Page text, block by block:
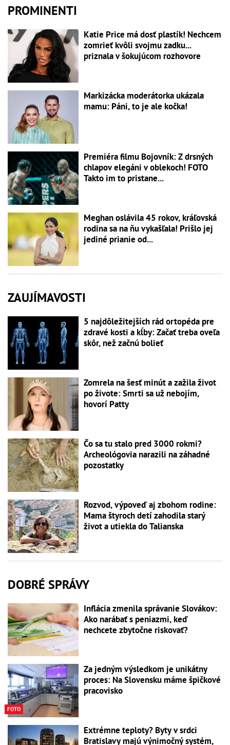
PROMINENTI
Katie Price má dosť plastík! Nechcem
zomrieť kvôli svojmu zadku...
priznala v šokujúcom rozhovore
Markizácka moderátorka ukázala
mamu: Páni, to je ale kočka!
Premiéra filmu Bojovník: Z drsných
chlapov elegáni v oblekoch! FOTO
Takto im to pristane...
Meghan oslávila 45 rokov, kráľovská
rodina sa na ňu vykašľala! Prišlo jej
jediné prianie od...
ZAUJÍMAVOSTI
5 najdôležitejších rád ortopéda pre
zdravé kosti a kĺby: Začať treba oveľa
skôr, než začnú bolieť
Zomrela na šesť minút a zažila život
po živote: Smrti sa už nebojím,
hovorí Patty
Čo sa tu stalo pred 3000 rokmi?
Archeológovia narazili na záhadné
pozostatky
Rozvod, výpoveď aj zbohom rodine:
Mama štyroch detí zahodila starý
život a utiekla do Talianska
DOBRÉ SPRÁVY
Inflácia zmenila správanie Slovákov:
Ako narábať s peniazmi, keď
nechcete zbytočne riskovať?
FOTO
Za jedným výsledkom je unikátny
proces: Na Slovensku máme špičkové
pracovisko
Extrémne teploty? Byty v srdci
Bratislavy majú výnimočný systém,